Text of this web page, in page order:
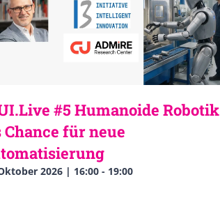
#5 Humanoide Robotik
Chance für neue
2026 | 16:00- 19:00